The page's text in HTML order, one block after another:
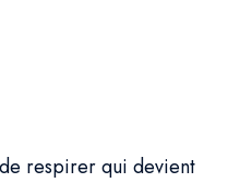
de respirer qui devient